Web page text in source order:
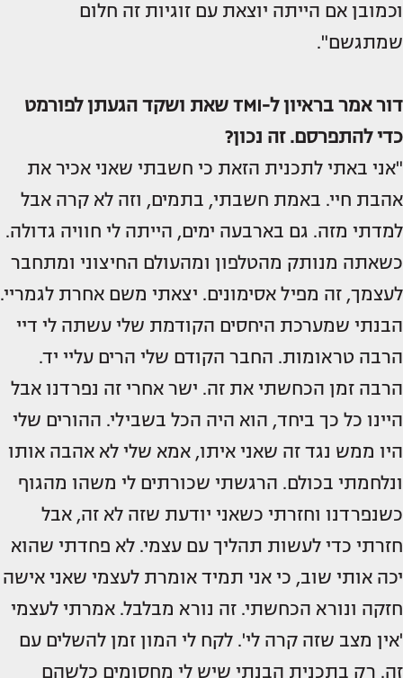
וכמובן אם הייתה יוצאת עם זוגיות זה חלום
שמתגשם".
דור אמר בראיון ל-TMI שאת ושקד הגעתן לפורמט
כדי להתפרסם. זה נכון?
"אני באתי לתכנית הזאת כי חשבתי שאני אכיר את
אהבת חיי. באמת חשבתי, בתמים, וזה לא קרה אבל
למדתי מזה. גם בארבעה ימים, הייתה לי חוויה גדולה.
כשאתה מנותק מהטלפון ומהעולם החיצוני ומתחבר
לעצמך, זה מפיל אסימונים. יצאתי משם אחרת לגמריי.
הבנתי שמערכת היחסים הקודמת שלי עשתה לי דיי
הרבה טראומות. החבר הקודם שלי הרים עליי יד.
הרבה זמן הכחשתי את זה. ישר אחרי זה נפרדנו אבל
היינו כל כך ביחד, הוא היה הכל בשבילי. ההורים שלי
היו ממש נגד זה שאני איתו, אמא שלי לא אהבה אותו
ונלחמתי בכולם. הרגשתי שכורתים לי משהו מהגוף
כשנפרדנו וחזרתי כשאני יודעת שזה לא זה, אבל
חזרתי כדי לעשות תהליך עם עצמי. לא פחדתי שהוא
יכה אותי שוב, כי אני תמיד אומרת לעצמי שאני אישה
חזקה ונורא הכחשתי. זה נורא מבלבל. אמרתי לעצמי
'אין מצב שזה קרה לי'. לקח לי המון זמן להשלים עם
זה. רק בתכנית הבנתי שיש לי מחסומים כלשהם